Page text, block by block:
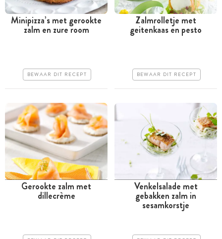
Minder dan 30 minuten
Erg makkelijk
Minipizza’s met gerookte
zalm en zure room
BEWAAR DIT RECEPT
Minder dan 30 minuten
Erg makkelijk
Zalmrolletje met
geitenkaas en pesto
BEWAAR DIT RECEPT
Minder dan 30 minuten
Gerookte zalm met
dillecrème
Tussen 30 minuten en 1
Venkelsalade met
gebakken zalm in
sesamkorstje